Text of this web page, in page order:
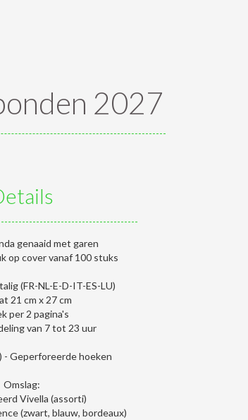
2027
genaaid met garen
op cover vanaf 100 stuks
(FR-NL-E-D-IT-ES-LU)
21 cm x 27 cm
per 2 pagina's
van 7 tot 23 uur
- Geperforeerde hoeken
Omslag:
Vivella (assorti)
(zwart, blauw, bordeaux)